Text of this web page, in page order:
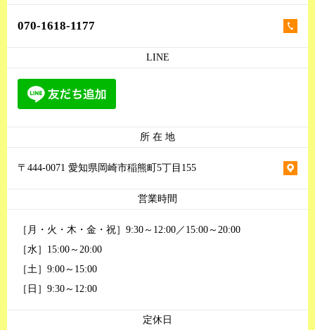
070-1618-1177
LINE
所 在 地
〒444-0071 愛知県岡崎市稲熊町5丁目155
営業時間
［月・火・木・金・祝］9:30～12:00／15:00～20:00
［水］15:00～20:00
［土］9:00～15:00
［日］9:30～12:00
定休日